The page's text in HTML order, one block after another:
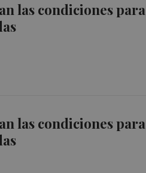
las condiciones para
las condiciones para